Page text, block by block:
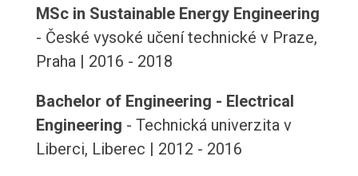
MSc in Sustainable Energy Engineering
- České vysoké učení technické v Praze,
Praha | 2016 - 2018
Bachelor of Engineering - Electrical
Engineering - Technická univerzita v
Liberci, Liberec | 2012 - 2016